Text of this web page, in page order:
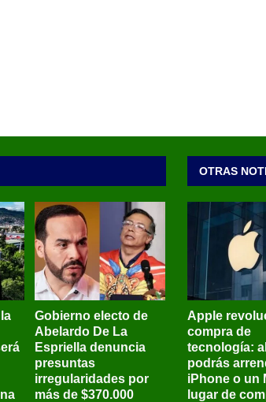
Gobierno electo de
Abelardo De La
Espriella denuncia
presuntas
irregularidades por
más de $370.000
OTRAS
Apple
compra de
tecnología:
podrás
iPhone o un
lugar de